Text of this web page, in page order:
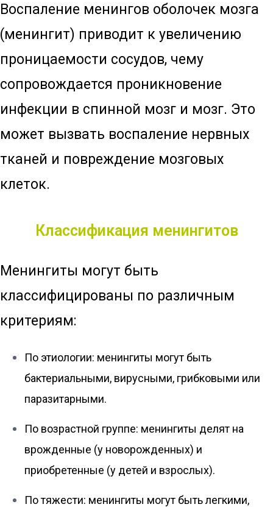
Воспаление менингов оболочек мозга
(менингит) приводит к увеличению
проницаемости сосудов, чему
сопровождается проникновение
инфекции в спинной мозг и мозг. Это
может вызвать воспаление нервных
тканей и повреждение мозговых
клеток.
Классификация менингитов
Менингиты могут быть
классифицированы по различным
критериям:
По этиологии: менингиты могут быть
бактериальными, вирусными, грибковыми или
паразитарными.
По возрастной группе: менингиты делят на
врожденные (у новорожденных) и
приобретенные (у детей и взрослых).
По тяжести: менингиты могут быть легкими,